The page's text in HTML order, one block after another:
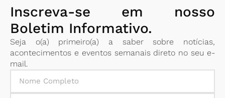
Inscreva-se em nosso
Boletim Informativo.
Seja o(a) primeiro(a) a saber sobre notícias,
acontecimentos e eventos semanais direto no seu e-
mail.